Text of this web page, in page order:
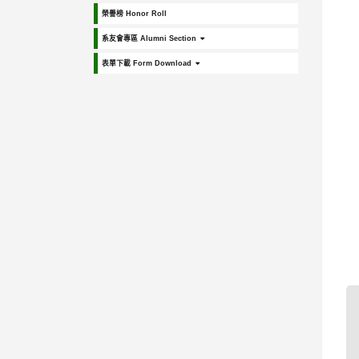
榮譽榜 Honor Roll
系友會專區 Alumni Section
表單下載 Form Download